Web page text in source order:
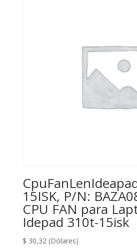
15ISK, P/N:
CPU FAN para
Idepad 310t-15isk
$ 30,32 (Dólares)